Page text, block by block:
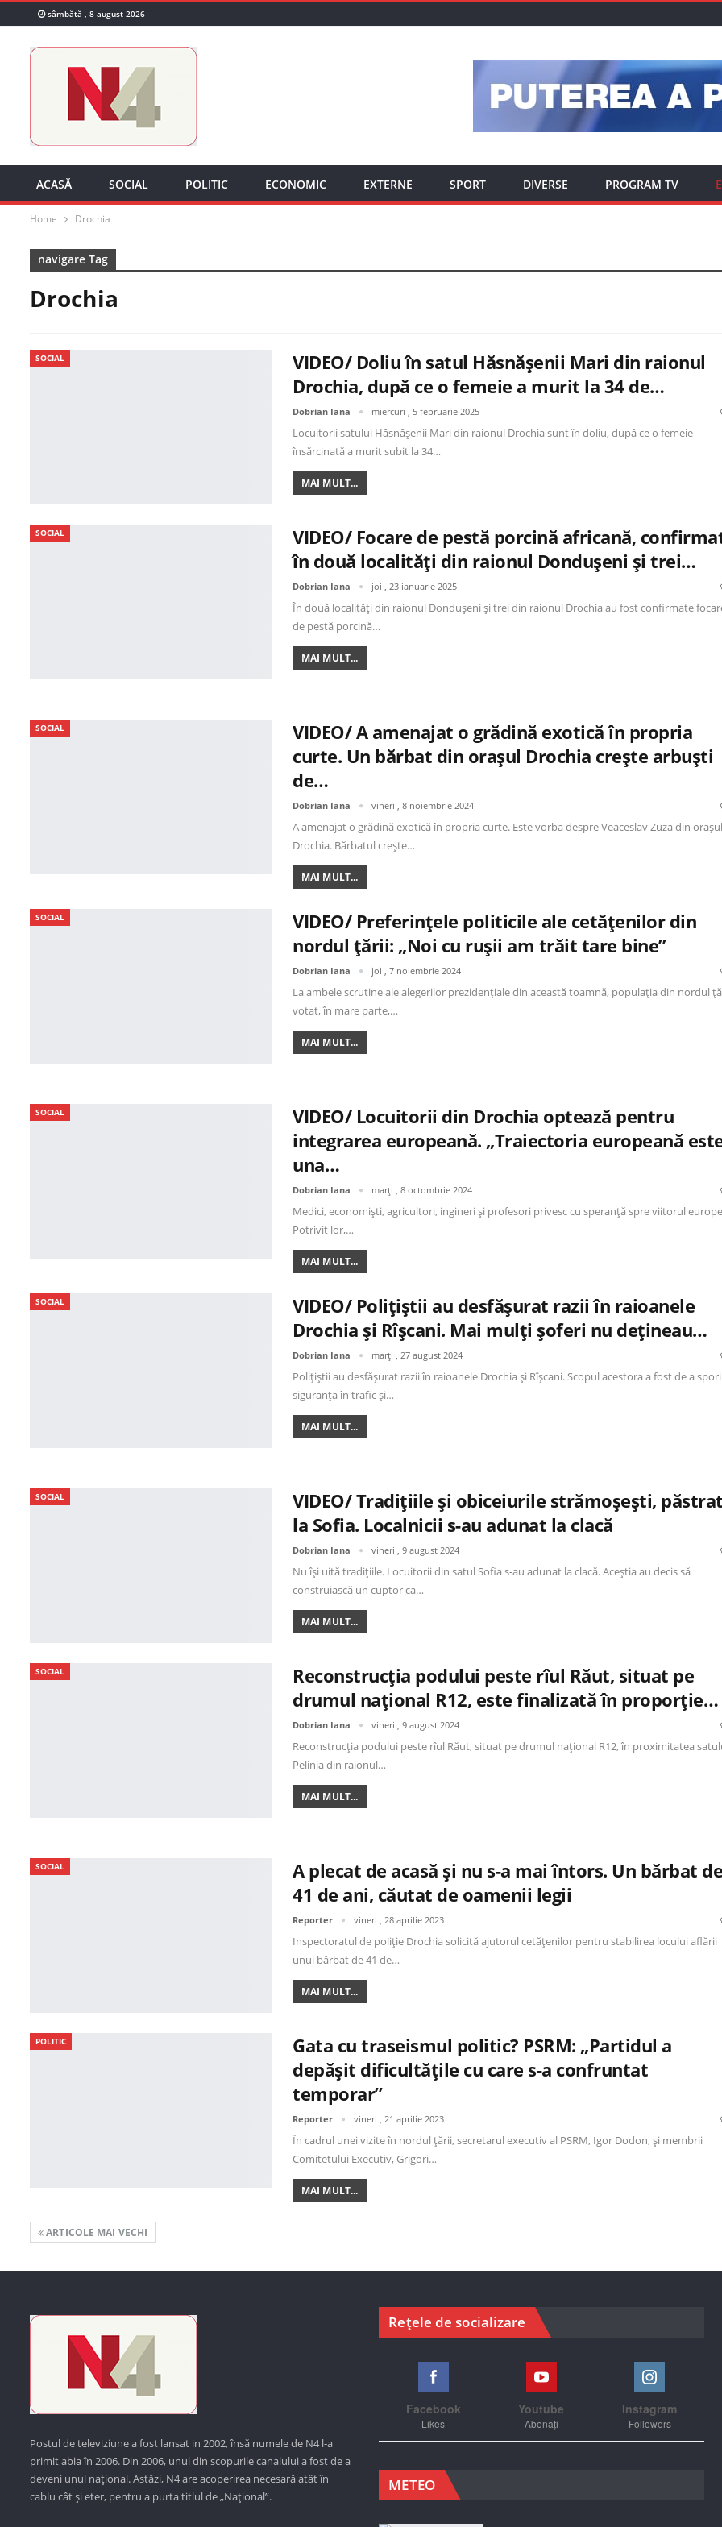
sâmbătă , 8 august 2026
ACASĂ SOCIAL POLITIC ECONOMIC EXTERNE SPORT DIVERSE PROGRAM TV
Home Drochia
navigare Tag
Drochia
SOCIAL
VIDEO/ Doliu în satul Hăsnășenii Mari din raionul
Drochia, după ce o femeie a murit la 34 de…
Dobrian Iana miercuri , 5 februarie 2025
Locuitorii satului Hăsnășenii Mari din raionul Drochia sunt în doliu, după ce o femeie
însărcinată a murit subit la 34…
MAI MULT...
SOCIAL
VIDEO/ Focare de pestă porcină africană,
în două localități din raionul Dondușeni și trei…
Dobrian Iana joi , 23 ianuarie 2025
În două localități din raionul Dondușeni și trei din raionul Drochia au fost confirmate
de pestă porcină…
MAI MULT...
SOCIAL
VIDEO/ A amenajat o grădină exotică în propria
curte. Un bărbat din orașul Drochia crește arbuști
de…
Dobrian Iana vineri , 8 noiembrie 2024
A amenajat o grădină exotică în propria curte. Este vorba despre Veaceslav Zuza din orașul
Drochia. Bărbatul crește…
MAI MULT...
SOCIAL
VIDEO/ Preferințele politicile ale cetățenilor din
nordul țării: „Noi cu rușii am trăit tare bine”
Dobrian Iana joi , 7 noiembrie 2024
La ambele scrutine ale alegerilor prezidențiale din această toamnă, populația din nordul
votat, în mare parte,…
MAI MULT...
SOCIAL
VIDEO/ Locuitorii din Drochia optează pentru
integrarea europeană. „Traiectoria europeană
una…
Dobrian Iana marți , 8 octombrie 2024
Medici, economiști, agricultori, ingineri și profesori privesc cu speranță spre viitorul
Potrivit lor,…
MAI MULT...
SOCIAL
VIDEO/ Polițiștii au desfășurat razii în raioanele
Drochia și Rîșcani. Mai mulți șoferi nu dețineau…
Dobrian Iana marți , 27 august 2024
Polițiștii au desfășurat razii în raioanele Drochia și Rîșcani. Scopul acestora a fost de a spori
siguranța în trafic și…
MAI MULT...
SOCIAL
VIDEO/ Tradițiile și obiceiurile strămoșești,
la Sofia. Localnicii s-au adunat la clacă
Dobrian Iana vineri , 9 august 2024
Nu își uită tradițiile. Locuitorii din satul Sofia s-au adunat la clacă. Aceștia au decis să
construiască un cuptor ca…
MAI MULT...
SOCIAL
Reconstrucția podului peste rîul Răut, situat pe
drumul național R12, este finalizată în proporție…
Dobrian Iana vineri , 9 august 2024
Reconstrucția podului peste rîul Răut, situat pe drumul național R12, în proximitatea
Pelinia din raionul…
MAI MULT...
SOCIAL
A plecat de acasă și nu s-a mai întors. Un bărbat de
41 de ani, căutat de oamenii legii
Reporter vineri , 28 aprilie 2023
Inspectoratul de poliție Drochia solicită ajutorul cetățenilor pentru stabilirea locului aflării
unui bărbat de 41 de…
MAI MULT...
POLITIC
Gata cu traseismul politic? PSRM: „Partidul a
depășit dificultățile cu care s-a confruntat
temporar”
Reporter vineri , 21 aprilie 2023
În cadrul unei vizite în nordul țării, secretarul executiv al PSRM, Igor Dodon, și membrii
Comitetului Executiv, Grigori…
MAI MULT...
ARTICOLE MAI VECHI
Postul de televiziune a fost lansat in 2002, însă numele de N4 l-a
primit abia în 2006. Din 2006, unul din scopurile canalului a fost de a
deveni unul național. Astăzi, N4 are acoperirea necesară atât în
cablu cât și eter, pentru a purta titlul de „Național”.
Rețele de socializare
Facebook
Likes
Youtube
Abonați
Instagram
Followers
METEO